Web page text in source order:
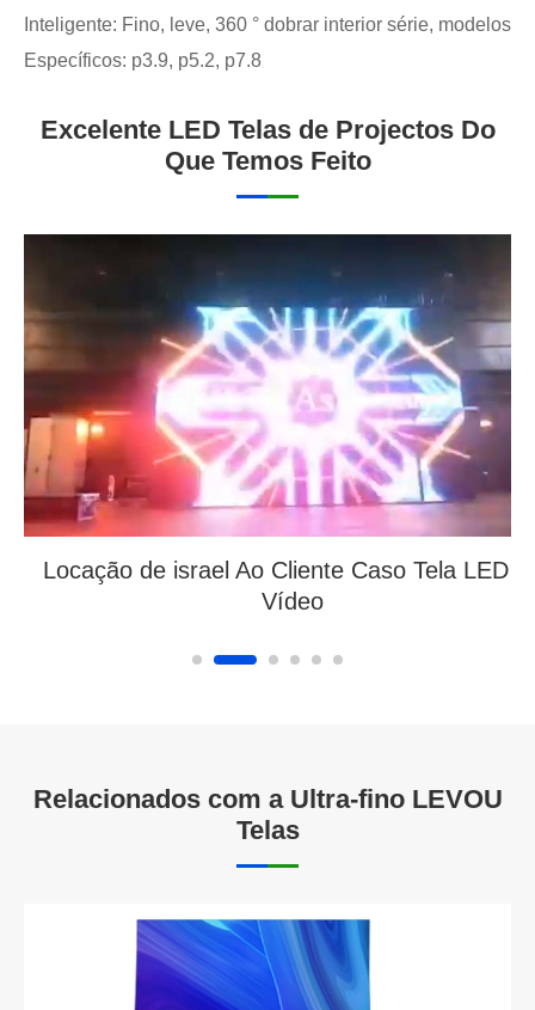
Inteligente: Fino, leve, 360 ° dobrar interior série, modelos
Específicos: p3.9, p5.2, p7.8
Excelente LED Telas de Projectos Do
Que Temos Feito
Locação de israel Ao Cliente Caso Tela LED
Vídeo
Relacionados com a Ultra-fino LEVOU
Telas